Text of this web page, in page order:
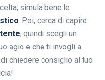
simula bene le
. Poi, cerca di capire
, quindi scegli un
agio e che ti invogli a
chiedere consiglio al tuo